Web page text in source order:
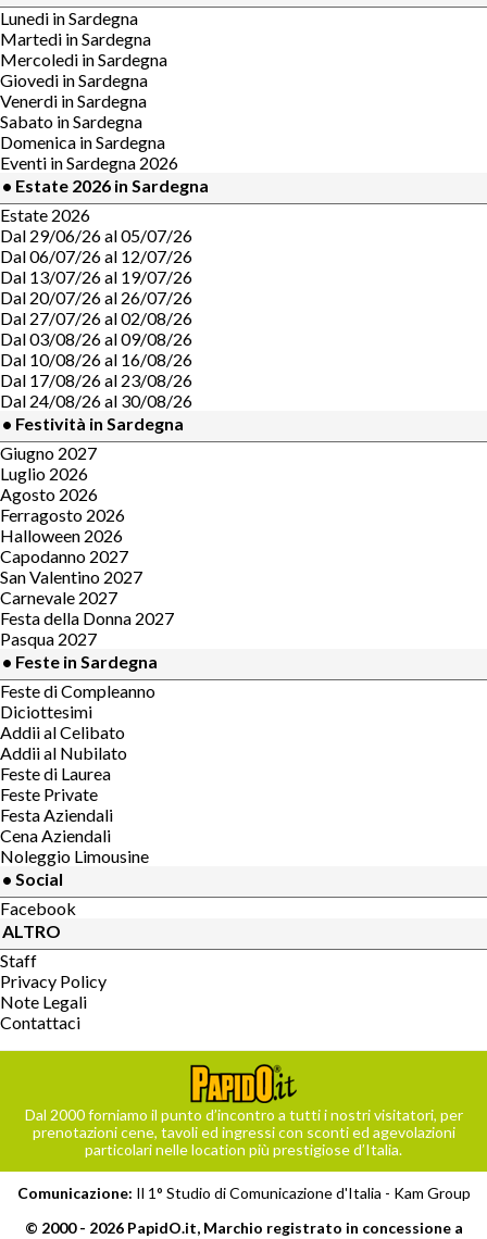
Lunedi in Sardegna
Martedi in Sardegna
Mercoledi in Sardegna
Giovedi in Sardegna
Venerdi in Sardegna
Sabato in Sardegna
Domenica in Sardegna
Eventi in Sardegna 2026
• Estate 2026 in Sardegna
Estate 2026
Dal 29/06/26 al 05/07/26
Dal 06/07/26 al 12/07/26
Dal 13/07/26 al 19/07/26
Dal 20/07/26 al 26/07/26
Dal 27/07/26 al 02/08/26
Dal 03/08/26 al 09/08/26
Dal 10/08/26 al 16/08/26
Dal 17/08/26 al 23/08/26
Dal 24/08/26 al 30/08/26
• Festività in Sardegna
Giugno 2027
Luglio 2026
Agosto 2026
Ferragosto 2026
Halloween 2026
Capodanno 2027
San Valentino 2027
Carnevale 2027
Festa della Donna 2027
Pasqua 2027
• Feste in Sardegna
Feste di Compleanno
Diciottesimi
Addii al Celibato
Addii al Nubilato
Feste di Laurea
Feste Private
Festa Aziendali
Cena Aziendali
Noleggio Limousine
• Social
Facebook
ALTRO
Staff
Privacy Policy
Note Legali
Contattaci
Dal 2000 forniamo il punto d’incontro a tutti i nostri visitatori, per
prenotazioni cene, tavoli ed ingressi con sconti ed agevolazioni
particolari nelle location più prestigiose d’Italia.
Comunicazione: Il 1° Studio di Comunicazione d'Italia - Kam Group
© 2000 - 2026 PapidO.it, Marchio registrato in concessione a